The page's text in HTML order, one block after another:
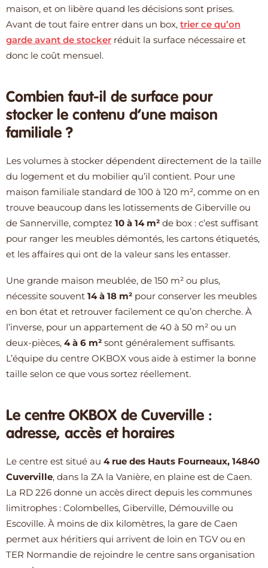
maison, et on libère quand les décisions sont prises.
Avant de tout faire entrer dans un box, trier ce qu’on
garde avant de stocker réduit la surface nécessaire et
donc le coût mensuel.
Combien faut-il de surface pour
stocker le contenu d’une maison
familiale ?
Les volumes à stocker dépendent directement de la taille
du logement et du mobilier qu’il contient. Pour une
maison familiale standard de 100 à 120 m², comme on en
trouve beaucoup dans les lotissements de Giberville ou
de Sannerville, comptez 10 à 14 m² de box : c’est suffisant
pour ranger les meubles démontés, les cartons étiquetés,
et les affaires qui ont de la valeur sans les entasser.
Une grande maison meublée, de 150 m² ou plus,
nécessite souvent 14 à 18 m² pour conserver les meubles
en bon état et retrouver facilement ce qu’on cherche. À
l’inverse, pour un appartement de 40 à 50 m² ou un
deux-pièces, 4 à 6 m² sont généralement suffisants.
L’équipe du centre OKBOX vous aide à estimer la bonne
taille selon ce que vous sortez réellement.
Le centre OKBOX de Cuverville :
adresse, accès et horaires
Le centre est situé au 4 rue des Hauts Fourneaux, 14840
Cuverville, dans la ZA la Vanière, en plaine est de Caen.
La RD 226 donne un accès direct depuis les communes
limitrophes : Colombelles, Giberville, Démouville ou
Escoville. À moins de dix kilomètres, la gare de Caen
permet aux héritiers qui arrivent de loin en TGV ou en
TER Normandie de rejoindre le centre sans organisation